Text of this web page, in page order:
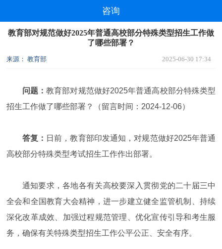
咨询
教育部对规范做好2025年普通高校部分特殊类型招生工作做
了哪些部署？
来源： 教育部 2025-06-30 17:34
问题：教育部对规范做好2025年普通高校部分特殊类型
招生工作做了哪些部署？（留言时间：2024-12-06）
答复： 日前，教育部印发通知，对规范做好2025年普通
高校部分特殊类型考试招生工作作出部署。
通知要求，各地各有关高校要深入贯彻党的二十届三中
全会和全国教育大会精神，进一步建立健全监管机制、持续
深化改革成效、加强过程规范管理、优化宣传引导和考生服
务，确保有关特殊类型招生工作公平公正、安全有序。